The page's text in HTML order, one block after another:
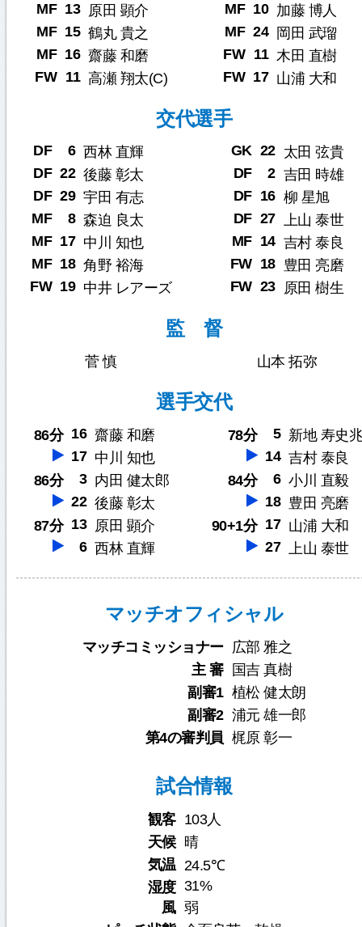
MF 13 原田 顕介
MF 15 鶴丸 貴之
MF 16 齋藤 和磨
FW 11 高瀬 翔太(C)
MF 10 加藤 博人
MF 24
岡田 武瑠
FW 11 木田 直樹
FW 17 山浦 大和
交代選手
DF 6 西林 直輝
DF 22 後藤 彰太
DF 29 宇田 有志
MF
8 森迫 良太
MF 17 中川 知也
MF 18 角野 裕海
FW 19 中井 レアーズ
GK 22 太田 弦貴
DF
2 吉田 時雄
DF 16 柳 星旭
DF 27 上山 泰世
MF 14 吉村 泰良
FW 18 豊田 亮磨
FW 23 原田 樹生
監 督
菅 慎 山本 拓弥
選手交代
86分 16 齋藤 和磨
17 中川 知也
86分
3 内田 健太郎
22 後藤 彰太
87分 13 原田 顕介
6 西林 直輝
78分 5 新地 寿史兆
14 吉村 泰良
84分
6 小川 直毅
18 豊田 亮磨
90+1分 17 山浦 大和
27 上山 泰世
マッチオフィシャル
マッチコミッショナー 広部 雅之
主 審
国吉 真樹
副審1 植松 健太朗
副審2 浦元 雄一郎
第4の審判員 梶原 彰一
試合情報
観客 103人
天候 晴
気温 24.5℃
湿度 31%
風 弱